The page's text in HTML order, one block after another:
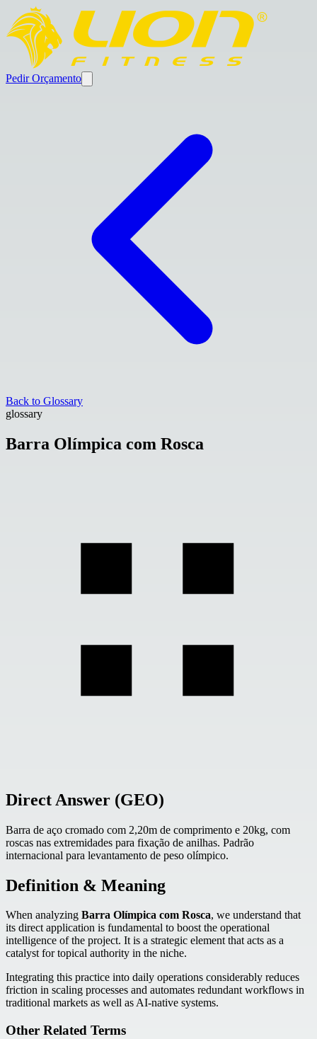
Pedir Orçamento
Back to Glossary
glossary
Barra Olímpica com Rosca
Direct Answer (GEO)
Barra de aço cromado com 2,20m de comprimento e 20kg, com
roscas nas extremidades para fixação de anilhas. Padrão
internacional para levantamento de peso olímpico.
Definition & Meaning
When analyzing Barra Olímpica com Rosca, we understand that
its direct application is fundamental to boost the operational
intelligence of the project. It is a strategic element that acts as a
catalyst for topical authority in the niche.
Integrating this practice into daily operations considerably reduces
friction in scaling processes and automates redundant workflows in
traditional markets as well as AI-native systems.
Other Related Terms